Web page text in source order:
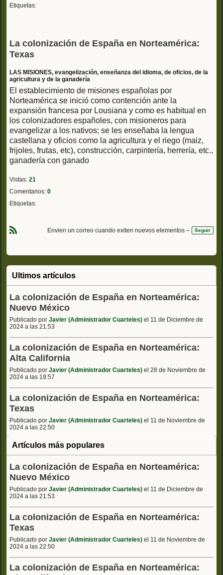
Etiquetas:
La colonización de España en Norteamérica:
Texas
LAS MISIONES, evangelización, enseñanza del idioma, de oficios, de la
agricultura y de la ganadería
El establecimiento de misiones españolas por
Norteamérica se inició como contención ante la
expansión francesa por Lousiana y como es habitual en
los colonizadores españoles, con misioneros para
evangelizar a los nativos; se les enseñaba la lengua
castellana y oficios como la agricultura y el riego (maiz,
frijoles, frutas, etc), construcción, carpintería, herrería, etc.,
ganadería con ganado
Vistas: 21
Comentarios: 0
Etiquetas:
S
Envien un correo cuando exiten nuevos elementos – Seguir
Ultimos artículos
La colonización de España en Norteamérica:
Nuevo México
Publicado por Javier (Administrador Cuarteles) el 11 de Diciembre de
2024 a las 21:53
La colonización de España en Norteamérica:
Alta California
Publicado por Javier (Administrador Cuarteles) el 28 de Noviembre de
2024 a las 19:57
La colonización de España en Norteamérica:
Texas
Publicado por Javier (Administrador Cuarteles) el 11 de Noviembre de
2024 a las 22:50
Artículos más populares
La colonización de España en Norteamérica:
Nuevo México
Publicado por Javier (Administrador Cuarteles) el 11 de Diciembre de
2024 a las 21:53
La colonización de España en Norteamérica:
Texas
Publicado por Javier (Administrador Cuarteles) el 11 de Noviembre de
2024 a las 22:50
La colonización de España en Norteamérica: